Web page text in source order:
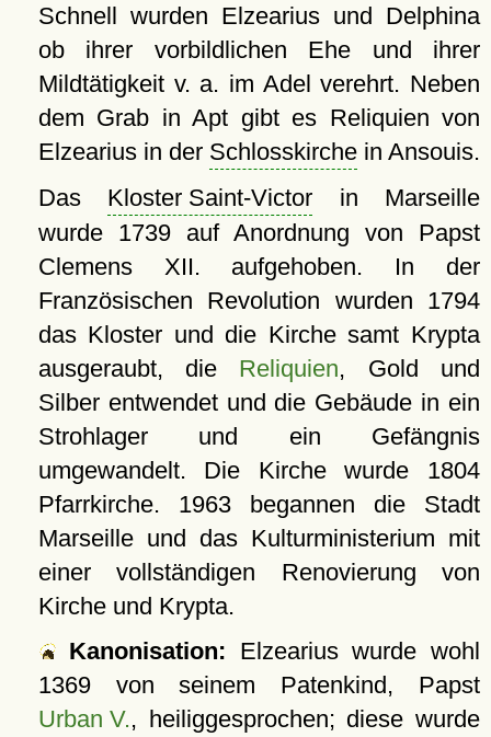
Schnell wurden Elzearius und Delphina
ob ihrer vorbildlichen Ehe und ihrer
Mildtätigkeit v. a. im Adel verehrt. Neben
dem Grab in Apt gibt es Reliquien von
Elzearius in der Schlosskirchein Ansouis.
Das Kloster Saint-Victor in Marseille
wurde 1739 auf Anordnung von Papst
Clemens XII. aufgehoben. In der
Französischen Revolution wurden 1794
das Kloster und die Kirche samt Krypta
ausgeraubt, die Reliquien, Gold und
Silber entwendet und die Gebäude in ein
Strohlager und ein Gefängnis
umgewandelt. Die Kirche wurde 1804
Pfarrkirche. 1963 begannen die Stadt
Marseille und das Kulturministerium mit
einer vollständigen Renovierung von
Kirche und Krypta.
Kanonisation: Elzearius wurde wohl
1369 von seinem Patenkind, Papst
Urban V., heiliggesprochen; diese wurde